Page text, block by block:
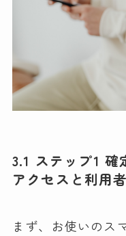
3.1 ステップ1 確
アクセスと利用
まず、お使いのス